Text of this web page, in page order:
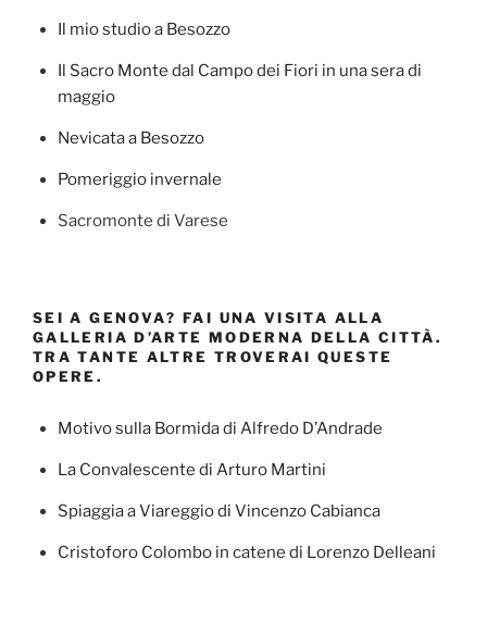
Il mio studio a Besozzo
Il Sacro Monte dal Campo dei Fiori in una sera di
maggio
Nevicata a Besozzo
Pomeriggio invernale
Sacromonte di Varese
SEI A GENOVA? FAI UNA VISITA ALLA
GALLERIA D’ARTE MODERNA DELLA CITTÀ.
TRA TANTE ALTRE TROVERAI QUESTE
OPERE.
Motivo sulla Bormida di Alfredo D’Andrade
La Convalescente di Arturo Martini
Spiaggia a Viareggio di Vincenzo Cabianca
Cristoforo Colombo in catene di Lorenzo Delleani